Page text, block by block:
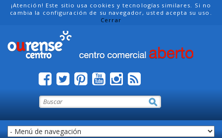
¡Atención! Este sitio usa cookies y tecnologías similares. Si no
cambia la configuración de su navegador, usted acepta su uso.
Cerrar